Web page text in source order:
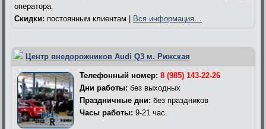
оператора.
Скидки: постоянным клиентам | Вся информация…
Центр внедорожников Audi Q3 м. Рижская
Телефонный номер: 8 (985) 143-22-26
Дни работы: без выходных
Праздничные дни: без праздников
Часы работы: 9-21 час.